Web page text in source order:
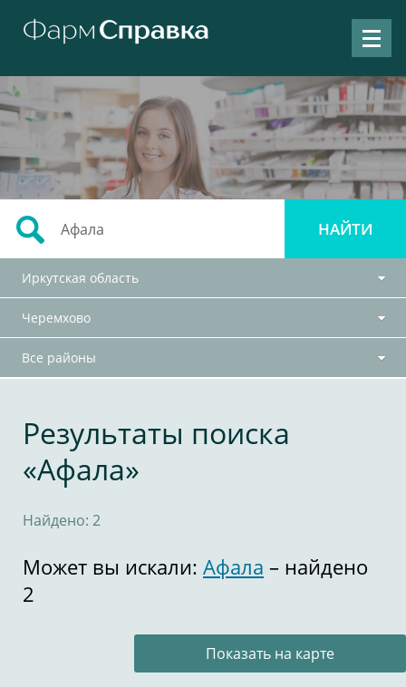
Иркутская область
Черемхово
Все районы
Результаты поиска
«Афала»
Найдено: 2
Может вы искали: Афала – найдено
2
Показать на карте